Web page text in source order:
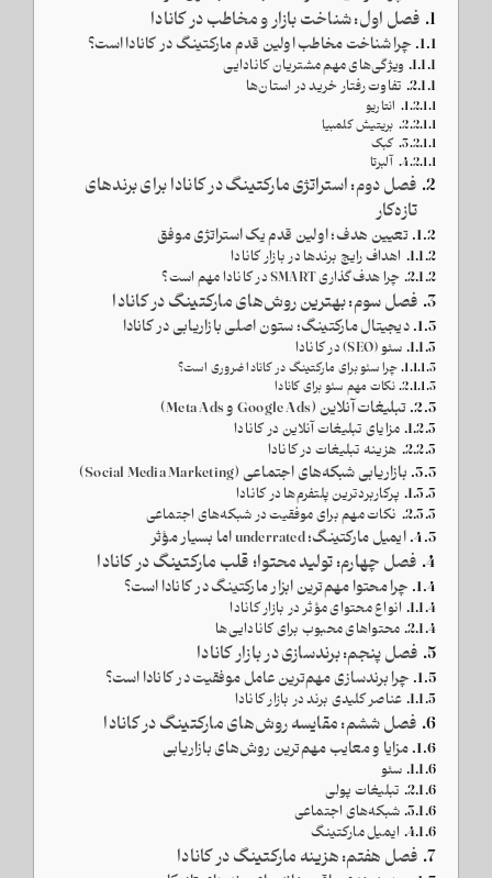
فصل اول: شناخت بازار و مخاطب در کانادا
چرا شناخت مخاطب اولین قدم مارکتینگ در کانادا است؟
ویژگی‌های مهم مشتریان کانادایی
تفاوت رفتار خرید در استان‌ها
انتاریو
بریتیش کلمبیا
کبک
آلبرتا
فصل دوم: استراتژی مارکتینگ در کانادا برای برندهای
تازه‌کار
تعیین هدف؛ اولین قدم یک استراتژی موفق
اهداف رایج برندها در بازار کانادا
چرا هدف‌گذاری SMART در کانادا مهم است؟
فصل سوم: بهترین روش‌های مارکتینگ در کانادا
دیجیتال مارکتینگ؛ ستون اصلی بازاریابی در کانادا
سئو (SEO) در کانادا
چرا سئو برای مارکتینگ در کانادا ضروری است؟
نکات مهم سئو برای کانادا
تبلیغات آنلاین (Google Ads و Meta Ads)
مزایای تبلیغات آنلاین در کانادا
هزینه تبلیغات در کانادا
بازاریابی شبکه‌های اجتماعی (Social Media Marketing)
پرکاربردترین پلتفرم‌ها در کانادا
نکات مهم برای موفقیت در شبکه‌های اجتماعی
ایمیل مارکتینگ؛ underrated اما بسیار مؤثر
فصل چهارم: تولید محتوا؛ قلب مارکتینگ در کانادا
چرا محتوا مهم‌ترین ابزار مارکتینگ در کانادا است؟
انواع محتوای مؤثر در بازار کانادا
محتواهای محبوب برای کانادایی‌ها
فصل پنجم: برندسازی در بازار کانادا
چرا برندسازی مهم‌ترین عامل موفقیت در کانادا است؟
عناصر کلیدی برند در بازار کانادا
فصل ششم: مقایسه روش‌های مارکتینگ در کانادا
مزایا و معایب مهم‌ترین روش‌های بازاریابی
سئو
تبلیغات پولی
شبکه‌های اجتماعی
ایمیل مارکتینگ
فصل هفتم: هزینه مارکتینگ در کانادا